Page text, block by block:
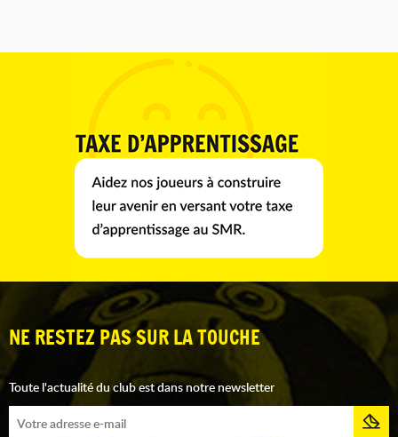
NE RESTEZ PAS SUR LA TOUCHE
Toute l'actualité du club est dans notre newsletter